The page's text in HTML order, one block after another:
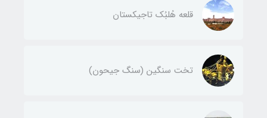
قلعه هُلبُك تاجیکستان
تخت سنگین (سنگ جیحون)